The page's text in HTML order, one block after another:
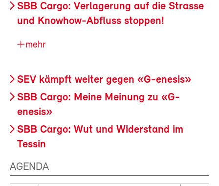
SBB Cargo: Verlagerung auf die Strasse
und Knowhow-Abfluss stoppen!
mehr
SEV kämpft weiter gegen «G-enesis»
SBB Cargo: Meine Meinung zu «G-
enesis»
SBB Cargo: Wut und Widerstand im
Tessin
AGENDA